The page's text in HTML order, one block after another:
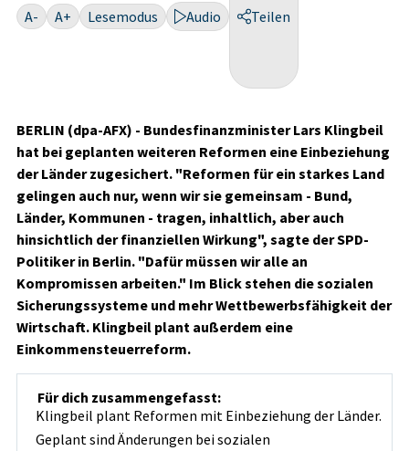
A- A+ Lesemodus Audio Teilen
BERLIN (dpa-AFX) - Bundesfinanzminister Lars Klingbeil
hat bei geplanten weiteren Reformen eine Einbeziehung
der Länder zugesichert. "Reformen für ein starkes Land
gelingen auch nur, wenn wir sie gemeinsam - Bund,
Länder, Kommunen - tragen, inhaltlich, aber auch
hinsichtlich der finanziellen Wirkung", sagte der SPD-
Politiker in Berlin. "Dafür müssen wir alle an
Kompromissen arbeiten." Im Blick stehen die sozialen
Sicherungssysteme und mehr Wettbewerbsfähigkeit der
Wirtschaft. Klingbeil plant außerdem eine
Einkommensteuerreform.
Für dich zusammengefasst:
Klingbeil plant Reformen mit Einbeziehung der Länder.
Geplant sind Änderungen bei sozialen